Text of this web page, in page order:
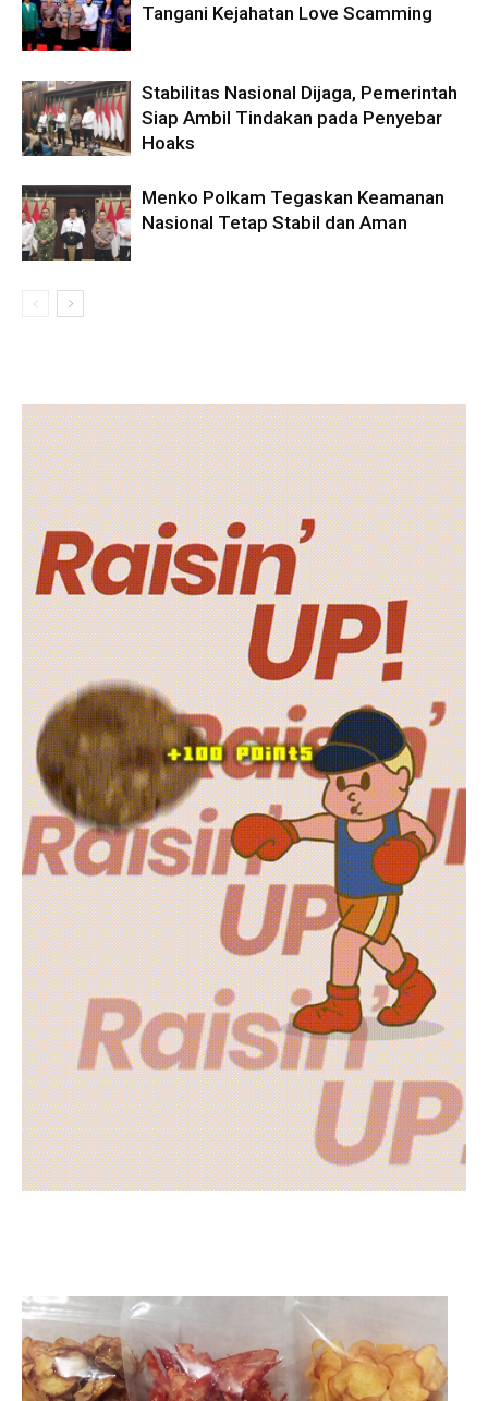
Tangani Kejahatan Love Scamming
Stabilitas Nasional Dijaga, Pemerintah
Siap Ambil Tindakan pada Penyebar
Hoaks
Menko Polkam Tegaskan Keamanan
Nasional Tetap Stabil dan Aman